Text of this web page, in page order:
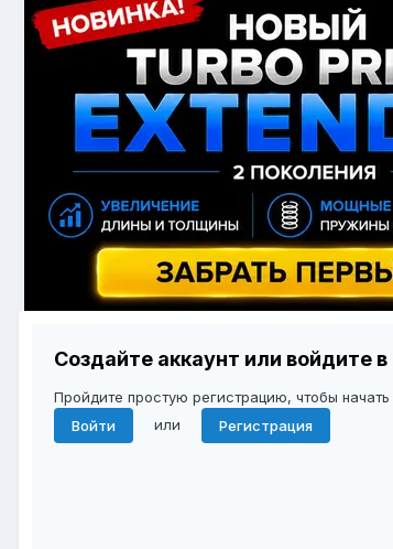
Создайте аккаунт или войдите
Пройдите простую регистрацию, чтобы
Войти
или Регистрация